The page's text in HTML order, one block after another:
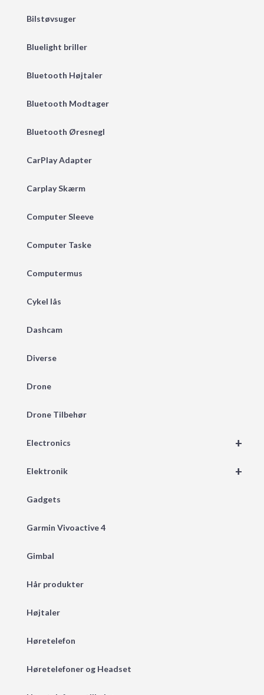
Bilstøvsuger
Bluelight briller
Bluetooth Højtaler
Bluetooth Modtager
Bluetooth Øresnegl
CarPlay Adapter
Carplay Skærm
Computer Sleeve
Computer Taske
Computermus
Cykel lås
Dashcam
Diverse
Drone
Drone Tilbehør
+
Electronics
+
Elektronik
Gadgets
Garmin Vivoactive 4
Gimbal
Hår produkter
Højtaler
Høretelefon
Høretelefoner og Headset